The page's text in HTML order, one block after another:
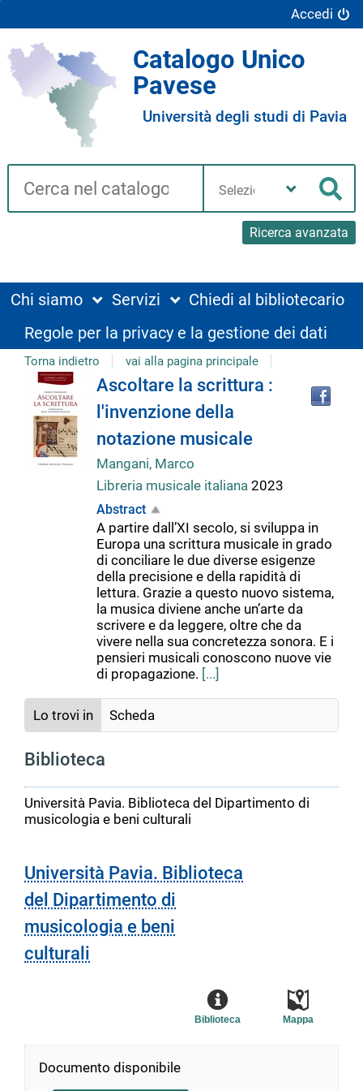
Accedi
Catalogo Unico
Pavese
Università degli studi di Pavia
Cerca su "Catalogo"
Ricerca avanzata
biblioteca
Chi siamo Servizi
Chiedi al bibliotecario
Regole per la privacy e la gestione dei dati
Torna indietro vai alla pagina principale
Dettaglio
del
documento
Ascoltare la scrittura :
l'invenzione della
notazione musicale
Mangani, Marco
Libreria musicale italiana 2023
Abstract
A partire dall’XI secolo, si sviluppa in
Europa una scrittura musicale in grado
di conciliare le due diverse esigenze
della precisione e della rapidità di
lettura. Grazie a questo nuovo sistema,
la musica diviene anche un’arte da
scrivere e da leggere, oltre che da
vivere nella sua concretezza sonora. E i
pensieri musicali conoscono nuove vie
di propagazione. [...]
Lo trovi in Scheda
Biblioteca
Università Pavia. Biblioteca del Dipartimento di
musicologia e beni culturali
Università Pavia. Biblioteca
del Dipartimento di
musicologia e beni
culturali
Mappa
Biblioteca
Documento disponibile